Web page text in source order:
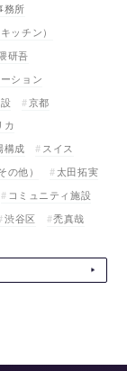
務所
ッチン）
研吾
ション
京都
カ
構成
スイス
の他）
太田拓実
コミュニティ施設
渋谷区 禿真哉